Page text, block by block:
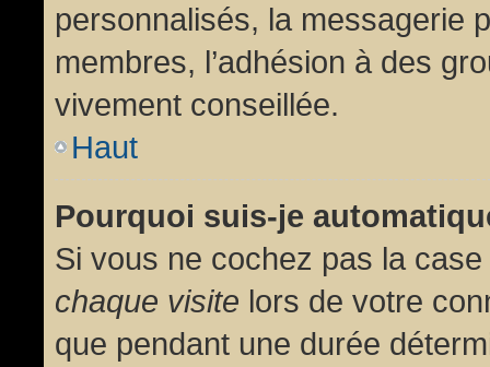
personnalisés, la messagerie
membres, l’adhésion à des
vivement conseillée.
Haut
Pourquoi suis-je
Si vous ne cochez pas la case
chaque visite lors de votre
que pendant une durée